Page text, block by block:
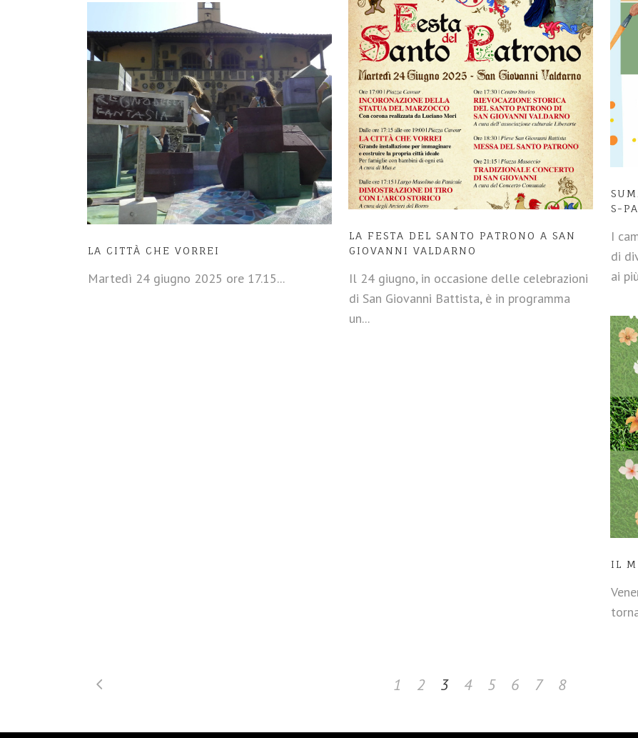
S-
I
di
ai
LA FESTA DEL SANTO PATRONO A SAN
GIOVANNI VALDARNO
Il 24 giugno, in occasione delle celebrazioni
di San Giovanni Battista, è in programma
un...
LA CITTÀ CHE VORREI
Martedì 24 giugno 2025 ore 17.15...
IL
1 2 3 4 5 6 7 8